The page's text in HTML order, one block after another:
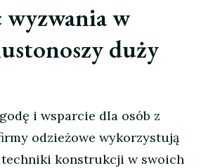
wyzwania w
duży
i wsparcie dla osób z
odzieżowe wykorzystują
techniki konstrukcji w swoich